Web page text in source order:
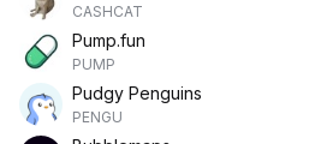
CASHCAT
Pump.fun
PUMP
Pudgy Penguins
PENGU